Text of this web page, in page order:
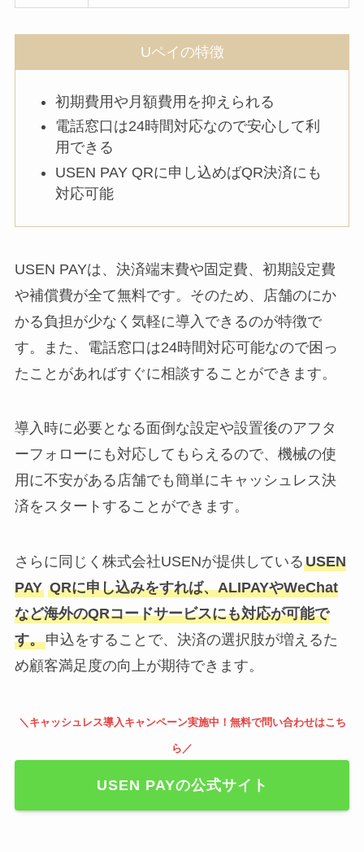
Uペイの特徴
初期費用や月額費用を抑えられる
電話窓口は24時間対応なので安心して利
用できる
USEN PAY QRに申し込めばQR決済にも
対応可能
USEN PAYは、決済端末費や固定費、初期設定費
や補償費が全て無料です。そのため、店舗のにか
かる負担が少なく気軽に導入できるのが特徴で
す。また、電話窓口は24時間対応可能なので困っ
たことがあればすぐに相談することができます。
導入時に必要となる面倒な設定や設置後のアフタ
ーフォローにも対応してもらえるので、機械の使
用に不安がある店舗でも簡単にキャッシュレス決
済をスタートすることができます。
さらに同じく株式会社USENが提供しているUSEN
PAY QRに申し込みをすれば、ALIPAYやWeChat
など海外のQRコードサービスにも対応が可能で
す。申込をすることで、決済の選択肢が増えるた
め顧客満足度の向上が期待できます。
＼キャッシュレス導入キャンペーン実施中！無料で問い合わせはこち
ら／
USEN PAYの公式サイト